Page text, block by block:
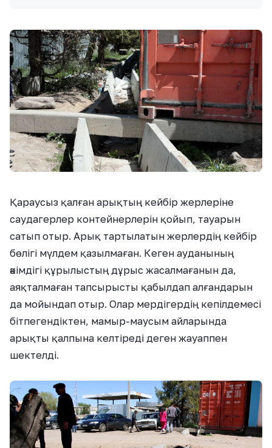
Қараусыз қалған арықтың кейбір жерлеріне
саудагерлер контейнерлерін қойып, тауарын
сатып отыр. Арық тартылатын жерлердің кейбір
бөлігі мүлдем қазылмаған. Кеген ауданының
әкімдігі құрылыстың дұрыс жасалмағанын да,
аяқталмаған тапсырысты қабылдап алғандарын
да мойындап отыр. Олар мердігердің кепілдемесі
бітпегендіктен, мамыр-маусым айларында
арықты қалпына келтіреді деген жауаппен
шектелді.